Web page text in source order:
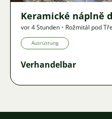
Keramické náplně
vor 4 Stunden • Rožmitál pod
Ausrüstung
Verhandelbar